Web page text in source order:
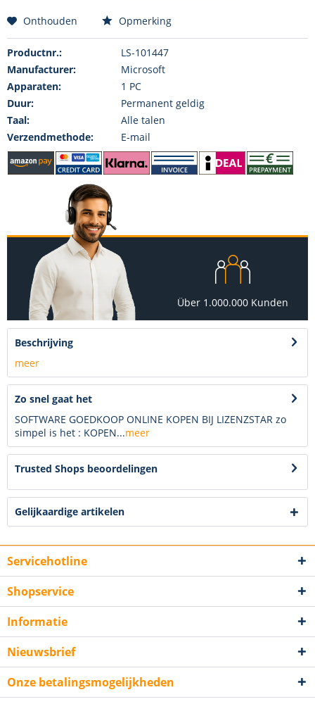
Onthouden Opmerking
Productnr.:
LS-101447
Manufacturer:
Microsoft
Apparaten:
1 PC
Duur:
Permanent geldig
Taal:
Alle talen
Verzendmethode:
E-mail
Über 1.000.000 Kunden
Beschrijving
meer
Zo snel gaat het
SOFTWARE GOEDKOOP ONLINE KOPEN BIJ LIZENZSTAR zo
simpel is het : KOPEN...meer
Trusted Shops beoordelingen
Gelijkaardige artikelen
Servicehotline
Shopservice
Informatie
Nieuwsbrief
Onze betalingsmogelijkheden